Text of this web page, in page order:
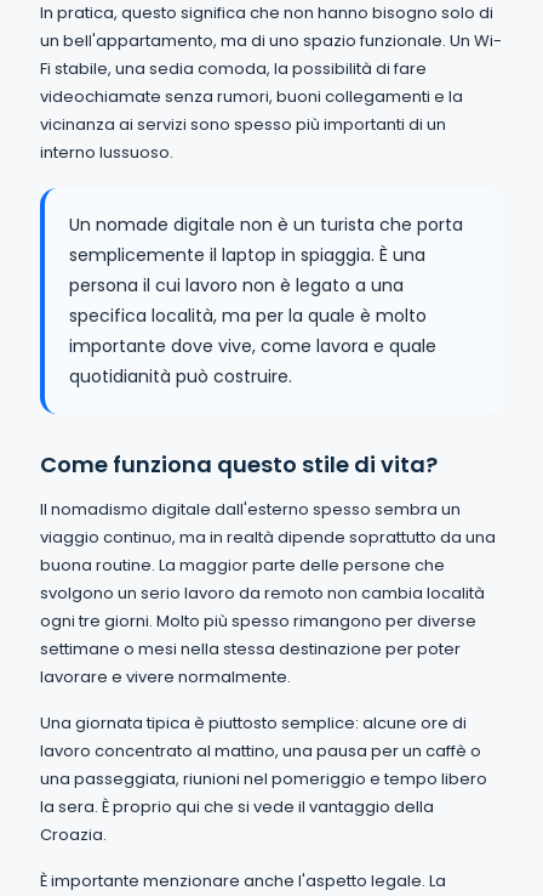
In pratica, questo significa che non hanno bisogno solo di
un bell'appartamento, ma di uno spazio funzionale. Un Wi-
Fi stabile, una sedia comoda, la possibilità di fare
videochiamate senza rumori, buoni collegamenti e la
vicinanza ai servizi sono spesso più importanti di un
interno lussuoso.
Un nomade digitale non è un turista che porta
semplicemente il laptop in spiaggia. È una
persona il cui lavoro non è legato a una
specifica località, ma per la quale è molto
importante dove vive, come lavora e quale
quotidianità può costruire.
Come funziona questo stile di vita?
Il nomadismo digitale dall'esterno spesso sembra un
viaggio continuo, ma in realtà dipende soprattutto da una
buona routine. La maggior parte delle persone che
svolgono un serio lavoro da remoto non cambia località
ogni tre giorni. Molto più spesso rimangono per diverse
settimane o mesi nella stessa destinazione per poter
lavorare e vivere normalmente.
Una giornata tipica è piuttosto semplice: alcune ore di
lavoro concentrato al mattino, una pausa per un caffè o
una passeggiata, riunioni nel pomeriggio e tempo libero
la sera. È proprio qui che si vede il vantaggio della
Croazia.
È importante menzionare anche l'aspetto legale. La